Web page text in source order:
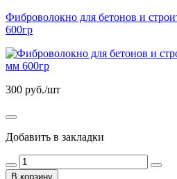
Фиброволокно для бетонов и
600гр
300 руб./шт
Добавить в закладки
В корзину